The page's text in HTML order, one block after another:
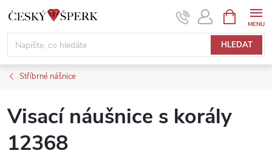
Přejít
obsah
HLEDAT
NÁKUPNÍ
KOŠÍK
Stříbrné nášnice
Visací náušnice s korály
12368